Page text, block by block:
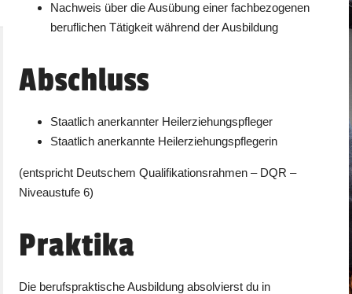
Nachweis über die Ausübung einer fachbezogenen
beruflichen Tätigkeit während der Ausbildung
Abschluss
Staatlich anerkannter Heilerziehungspfleger
Staatlich anerkannte Heilerziehungspflegerin
(entspricht Deutschem Qualifikationsrahmen – DQR –
Niveaustufe 6)
Praktika
Die berufspraktische Ausbildung absolvierst du in